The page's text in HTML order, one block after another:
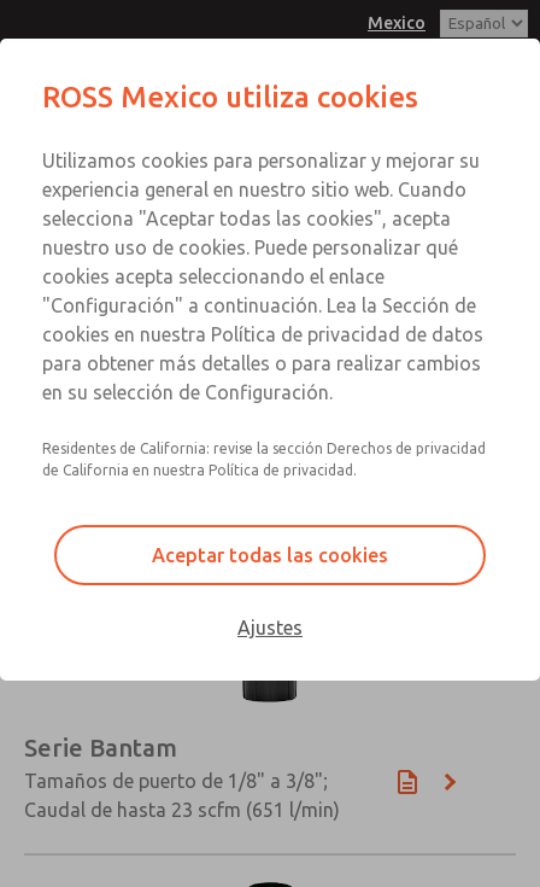
Mexico
Cuenta
Registrarse
Inscribirse
Reguladores
Reguladores
Tamaños de puerto de 1/8" a 1-1/2"; Caudal de hasta
Serie Bantam
Tamaños de puerto de 1/8" a 3/8";
Caudal de hasta 23 scfm (651 l/min)
ROSS Mexico utiliza cookies
Utilizamos cookies para personalizar y mejorar su
experiencia general en nuestro sitio web. Cuando
selecciona "Aceptar todas las cookies", acepta
nuestro uso de cookies. Puede personalizar qué
cookies acepta seleccionando el enlace
"Configuración" a continuación. Lea la Sección de
cookies en nuestra Política de privacidad de datos
para obtener más detalles o para realizar cambios
en su selección de Configuración.
Residentes de California: revise la sección Derechos de privacidad
de California en nuestra Política de privacidad.
Aceptar todas las cookies
Ajustes